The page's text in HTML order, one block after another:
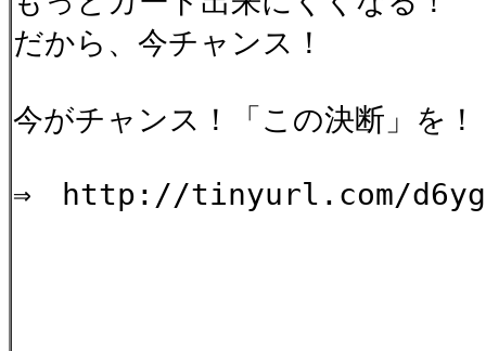
だから、今チャンス！
今がチャンス！「この決断」を！
⇒ http://tinyurl.com/